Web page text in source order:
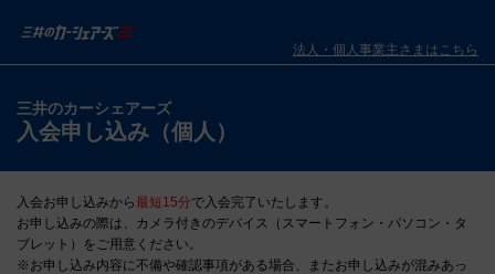
法人・個人事業主さまはこちら
三井のカーシェアーズ
入会申し込み（個人）
入会お申し込みから 最短15分で入会完了いたします。
お申し込みの際は、カメラ付きのデバイス（スマートフォン・パソコン・タ
ブレット）をご用意ください。
※お申し込み内容に不備や確認事項がある場合、またお申し込みが混みあっ